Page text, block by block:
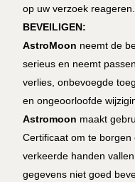
op uw verzoek reageren.
BEVEILIGEN:
AstroMoon neemt de
serieus en neemt
verlies, onbevoegde
en ongeoorloofde
Astromoon maakt
Certificaat om te
verkeerde handen
gegevens niet goed